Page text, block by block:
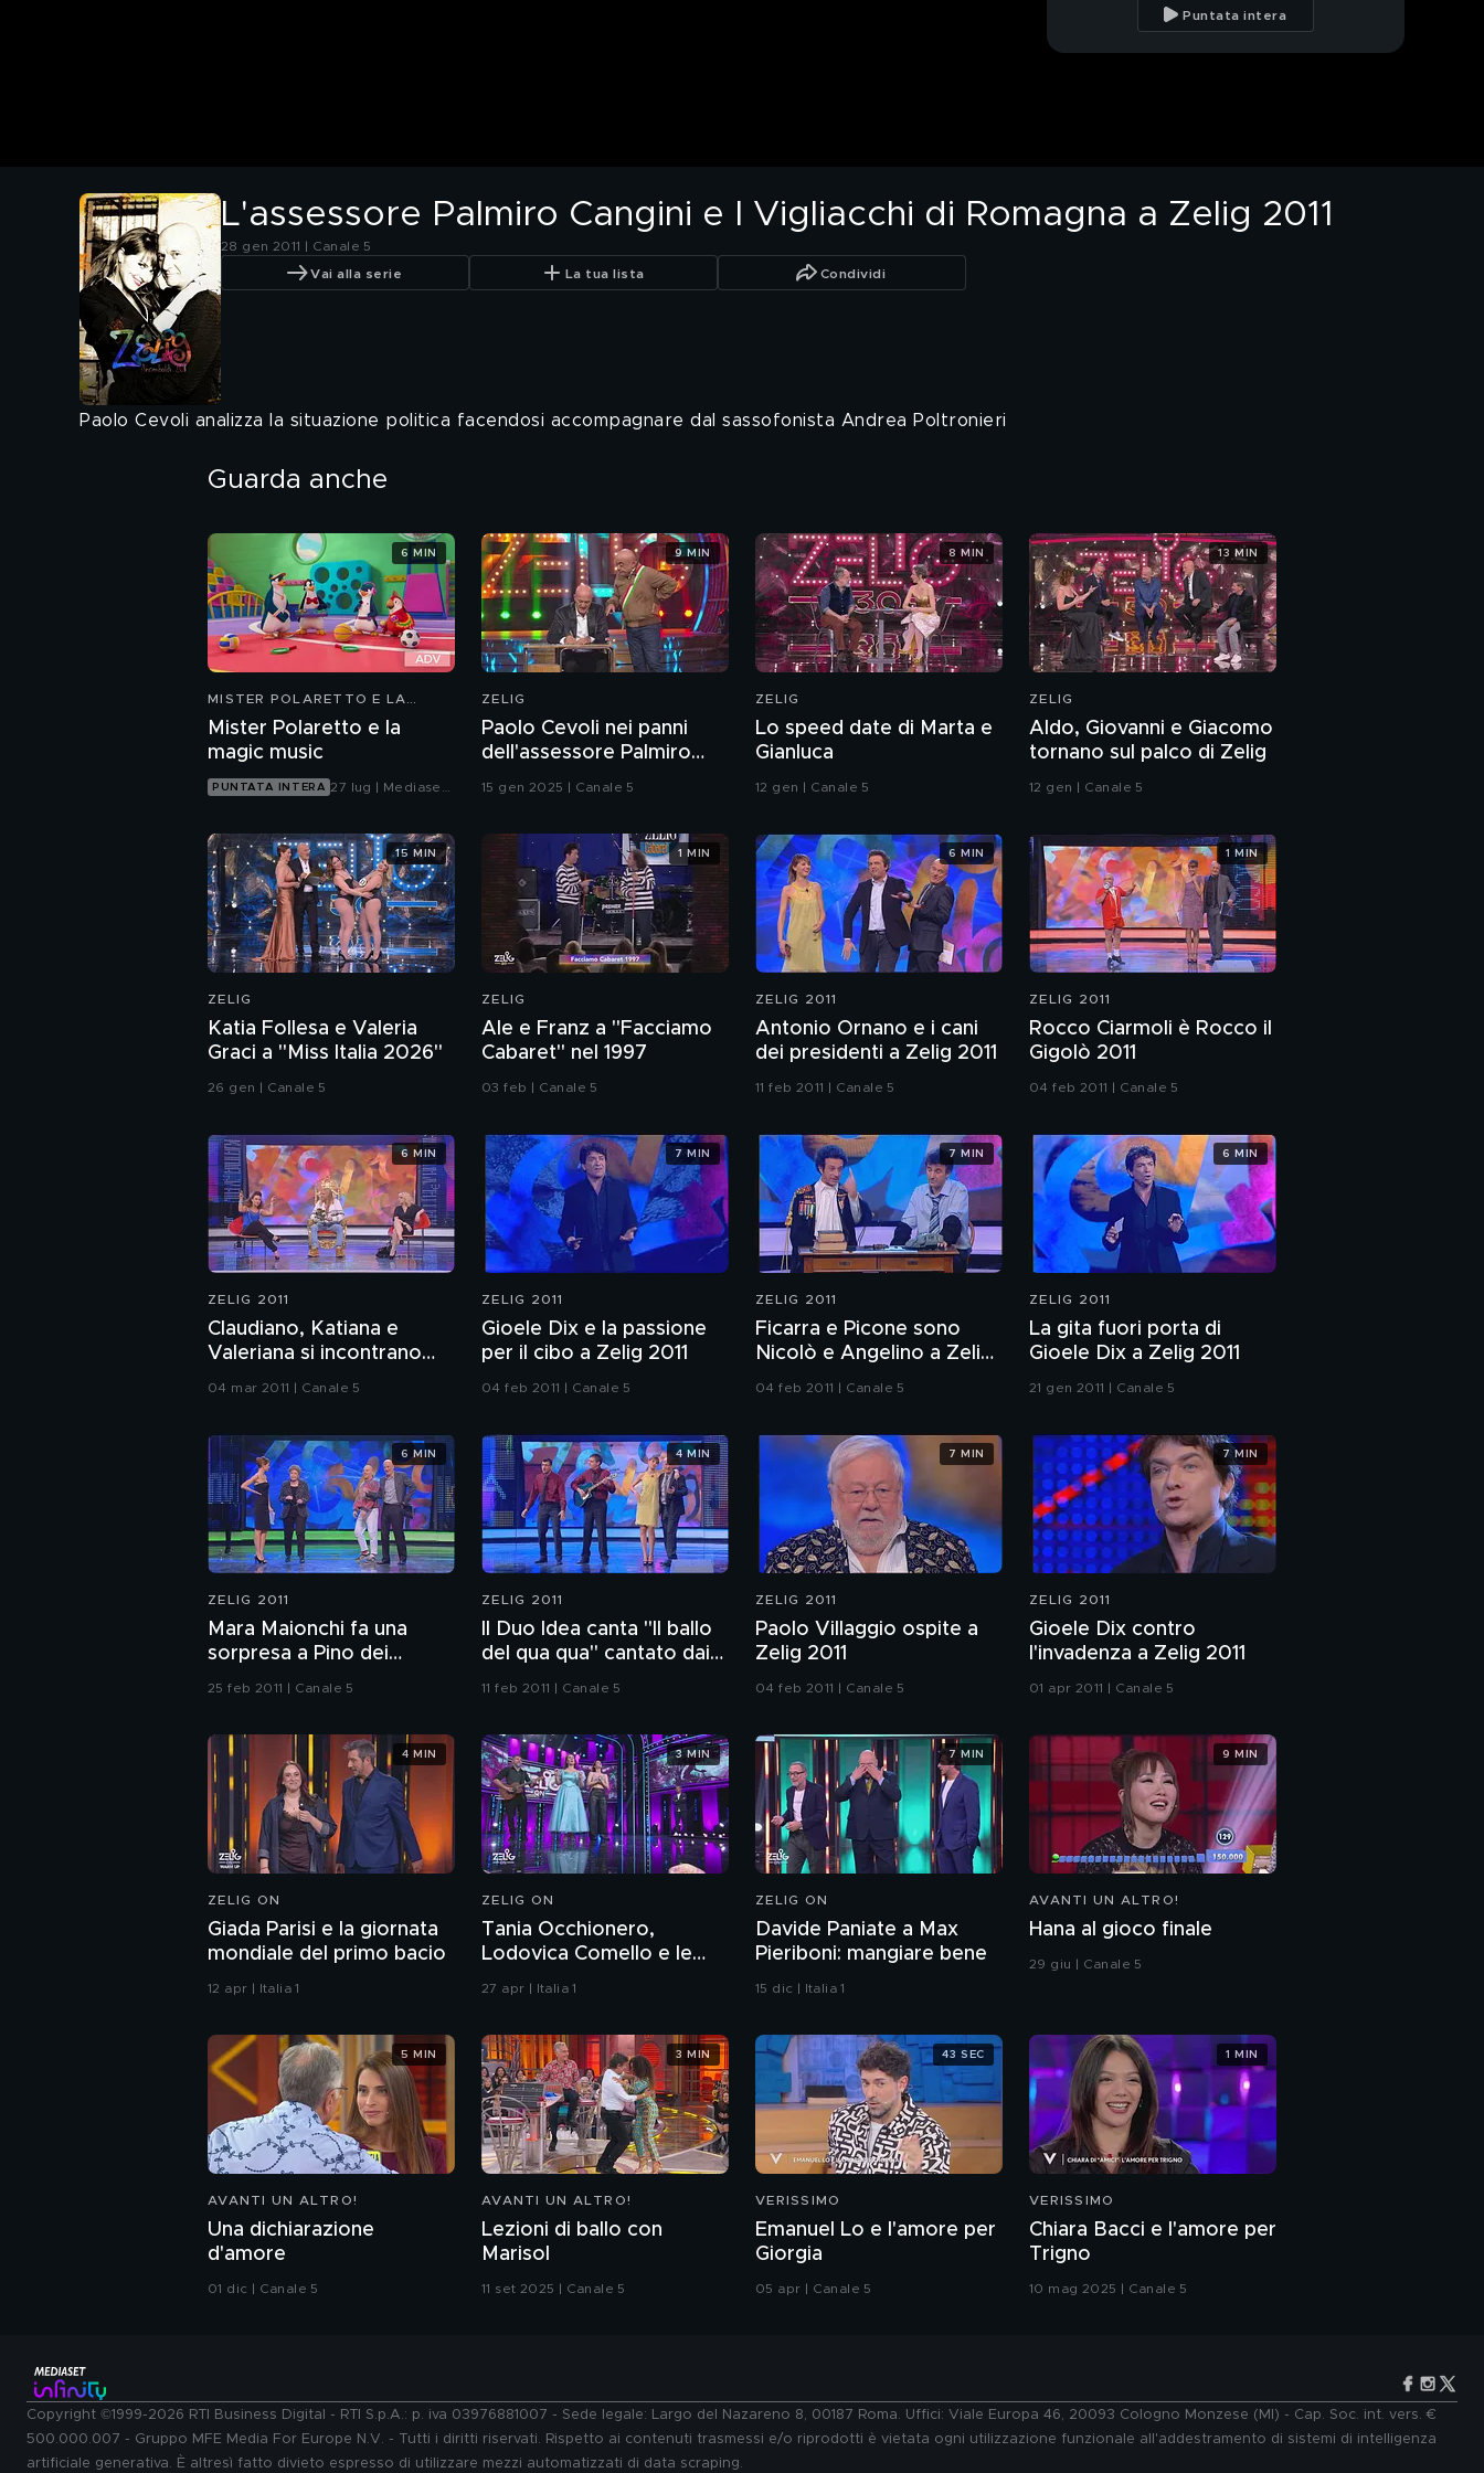
Puntata intera
L'assessore Palmiro Cangini e I Vigliacchi di Romagna a Zelig 2011
28 gen 2011 | Canale 5
Vai alla serie La tua lista Condividi
Paolo Cevoli analizza la situazione politica facendosi accompagnare dal sassofonista Andrea Poltronieri
Guarda anche
MISTER POLARETTO E LA
Mister Polaretto e la
magic music
PUNTATA INTERA 27 lug | Mediaset
6 MIN
ZELIG
Paolo Cevoli nei panni
dell'assessore Palmiro
15 gen 2025 | Canale 5
9 MIN
ZELIG
Lo speed date di Marta e
Gianluca
12 gen | Canale 5
8 MIN
ZELIG
Aldo, Giovanni e Giacomo
tornano sul palco di Zelig
12 gen | Canale 5
13 MIN
ZELIG
Katia Follesa e Valeria
Graci a "Miss Italia 2026"
26 gen | Canale 5
15 MIN
ZELIG
Ale e Franz a "Facciamo
Cabaret" nel 1997
03 feb | Canale 5
1 MIN
ZELIG 2011
Antonio Ornano e i cani
dei presidenti a Zelig 2011
11 feb 2011 | Canale 5
6 MIN
ZELIG 2011
Rocco Ciarmoli è Rocco il
Gigolò 2011
04 feb 2011 | Canale 5
1 MIN
ZELIG 2011
Claudiano, Katiana e
Valeriana si incontrano
dopo tanti anni a Zelig
04 mar 2011 | Canale 5
6 MIN
ZELIG 2011
Gioele Dix e la passione
per il cibo a Zelig 2011
04 feb 2011 | Canale 5
7 MIN
ZELIG 2011
Ficarra e Picone sono
Nicolò e Angelino a Zelig
04 feb 2011 | Canale 5
7 MIN
ZELIG 2011
La gita fuori porta di
Gioele Dix a Zelig 2011
21 gen 2011 | Canale 5
6 MIN
ZELIG 2011
Mara Maionchi fa una
sorpresa a Pino dei
25 feb 2011 | Canale 5
6 MIN
ZELIG 2011
Il Duo Idea canta "Il ballo
del qua qua" cantato dai
11 feb 2011 | Canale 5
4 MIN
ZELIG 2011
Paolo Villaggio ospite a
Zelig 2011
04 feb 2011 | Canale 5
7 MIN
ZELIG 2011
Gioele Dix contro
l'invadenza a Zelig 2011
01 apr 2011 | Canale 5
7 MIN
ZELIG ON
Giada Parisi e la giornata
mondiale del primo bacio
12 apr | Italia 1
4 MIN
ZELIG ON
Tania Occhionero,
Lodovica Comello e le
principesse oggi
27 apr | Italia 1
3 MIN
ZELIG ON
Davide Paniate a Max
Pieriboni: mangiare bene
15 dic | Italia 1
7 MIN
AVANTI UN ALTRO!
Hana al gioco finale
29 giu | Canale 5
9 MIN
AVANTI UN ALTRO!
Una dichiarazione
d'amore
01 dic | Canale 5
5 MIN
AVANTI UN ALTRO!
Lezioni di ballo con
Marisol
11 set 2025 | Canale 5
3 MIN
VERISSIMO
Emanuel Lo e l'amore per
Giorgia
05 apr | Canale 5
43 SEC
VERISSIMO
Chiara Bacci e l'amore per
Trigno
10 mag 2025 | Canale 5
1 MIN
Copyright ©1999-2026 RTI Business Digital - RTI S.p.A.: p. iva 03976881007 - Sede legale: Largo del Nazareno 8, 00187 Roma. Uffici: Viale Europa 46, 20093 Cologno Monzese (MI) - Cap. Soc. int. vers. €
500.000.007 - Gruppo MFE Media For Europe N.V. - Tutti i diritti riservati. Rispetto ai contenuti trasmessi e/o riprodotti è vietata ogni utilizzazione funzionale all'addestramento di sistemi di intelligenza
artificiale generativa. È altresì fatto divieto espresso di utilizzare mezzi automatizzati di data scraping.